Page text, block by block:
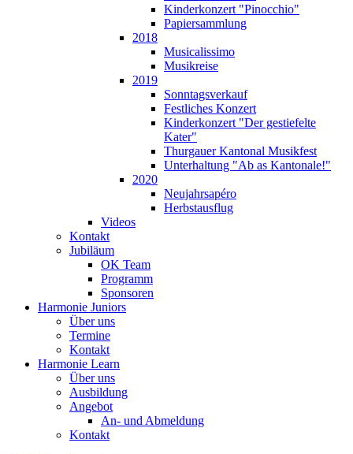
Kinderkonzert "Pinocchio"
Papiersammlung
2018
Musicalissimo
Musikreise
2019
Sonntagsverkauf
Festliches Konzert
Kinderkonzert "Der gestiefelte
Kater"
Thurgauer Kantonal Musikfest
Unterhaltung "Ab as Kantonale!"
2020
Neujahrsapéro
Herbstausflug
Videos
Kontakt
Jubiläum
OK Team
Programm
Sponsoren
Harmonie Juniors
Über uns
Termine
Kontakt
Harmonie Learn
Über uns
Ausbildung
Angebot
An- und Abmeldung
Kontakt